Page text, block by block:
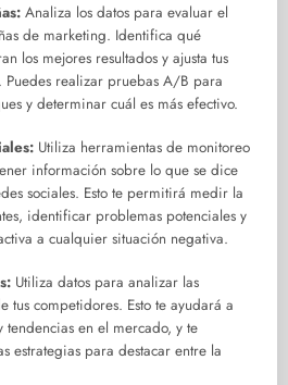
Analiza los datos para evaluar el
de marketing. Identifica qué
los mejores resultados y ajusta tus
Puedes realizar pruebas A/B para
y determinar cuál es más efectivo.
Utiliza herramientas de monitoreo
información sobre lo que se dice
sociales. Esto te permitirá medir la
identificar problemas potenciales y
a cualquier situación negativa.
Utiliza datos para analizar las
tus competidores. Esto te ayudará a
en el mercado, y te
estrategias para destacar entre la